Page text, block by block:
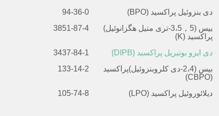
دی بنزوئیل پراکسید (BPO)
94-36-0
بیس (3،5，5-تری متیل هگزانوئیل)
پراکسید (K)
3851-87-4
دی ایزو بوتیریل پراکسید (DIPB)
3437-84-1
بیس (2،4-دی کلروبنزوئیل)پراکسید
(CBPO)
133-14-2
دیلائوروئیل پراکسید (LPO) 105-74-8